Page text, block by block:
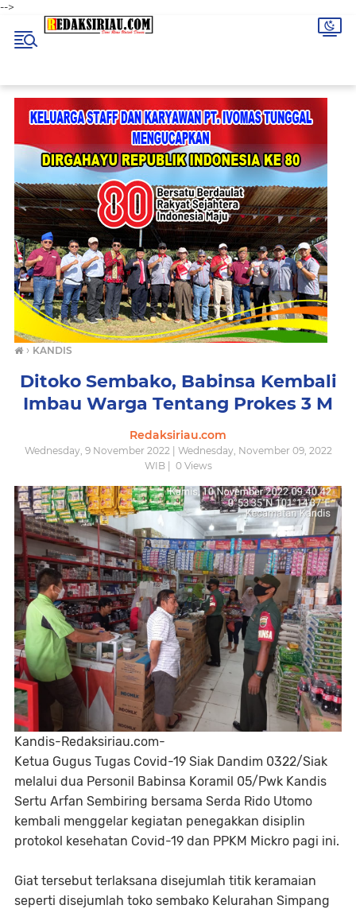
-->
› KANDIS
Ditoko Sembako, Babinsa Kembali
Imbau Warga Tentang Prokes 3 M
Redaksiriau.com
Wednesday, 9 November 2022 | Wednesday, November 09, 2022
WIB |
0Views
Kandis-Redaksiriau.com-
Ketua Gugus Tugas Covid-19 Siak Dandim 0322/Siak
melalui dua Personil Babinsa Koramil 05/Pwk Kandis
Sertu Arfan Sembiring bersama Serda Rido Utomo
kembali menggelar kegiatan penegakkan disiplin
protokol kesehatan Covid-19 dan PPKM Mickro pagi ini.
Giat tersebut terlaksana disejumlah titik keramaian
seperti disejumlah toko sembako Kelurahan Simpang